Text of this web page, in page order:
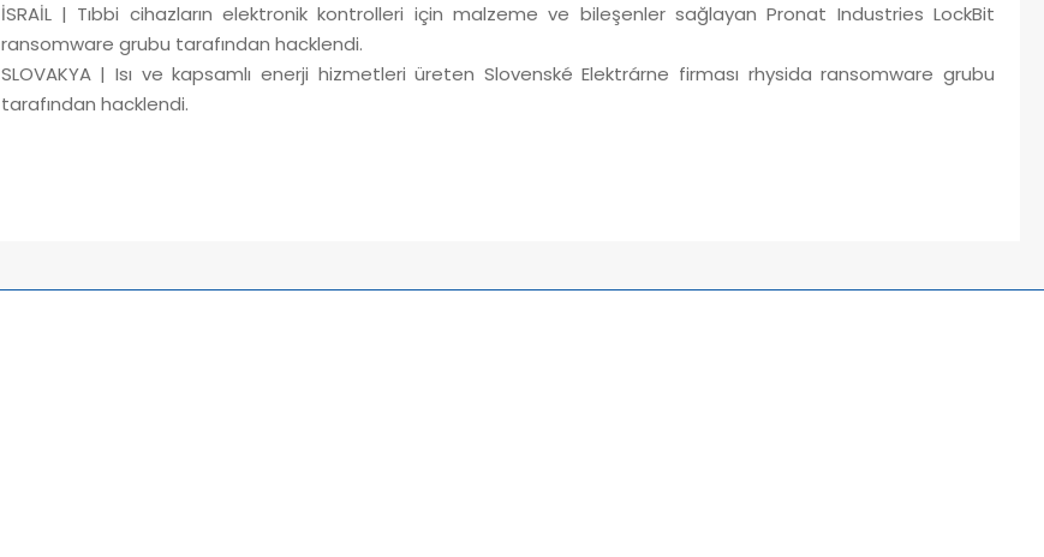
İSRAİL | Tıbbi cihazların elektronik kontrolleri için malzeme ve bileşenler sağlayan Pronat Industries LockBit
ransomware grubu tarafından hacklendi.
SLOVAKYA | Isı ve kapsamlı enerji hizmetleri üreten Slovenské Elektrárne firması rhysida ransomware grubu
tarafından hacklendi.